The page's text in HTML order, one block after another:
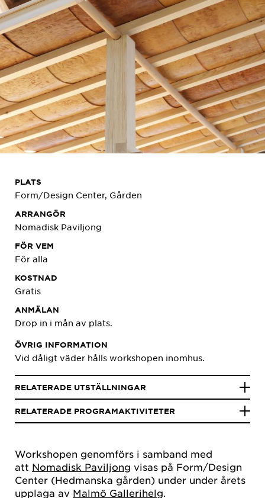
Workshopen genomförs i samband med
att Nomadisk Paviljong visas på Form/Design
Center (Hedmanska gården) under under årets
upplaga av Malmö Gallerihelg.
PLATS
Form/Design Center, Gården
ARRANGÖR
Nomadisk Paviljong
FÖR VEM
För alla
KOSTNAD
Gratis
ANMÄLAN
Drop in i mån av plats.
ÖVRIG INFORMATION
Vid dåligt väder hålls workshopen inomhus.
RELATERADE UTSTÄLLNINGAR
RELATERADE PROGRAMAKTIVITETER